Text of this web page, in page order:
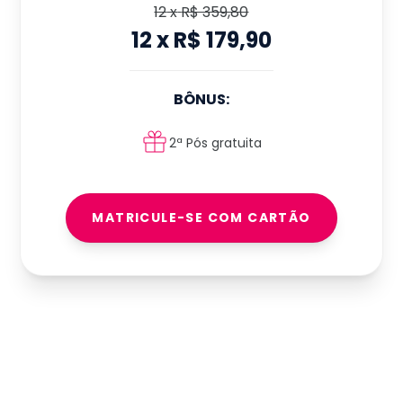
12xR$ 359,80
12xR$ 179,90
BÔNUS:
2ª Pós gratuita
MATRICULE-SE COM CARTÃO